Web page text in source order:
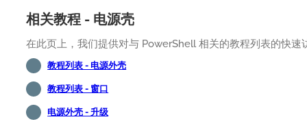
相关教程 - 电源壳
在此页上，我们提供对与 PowerShell 相关的教程列表的快速
教程列表 - 电源外壳
教程列表 - 窗口
电源外壳 - 升级